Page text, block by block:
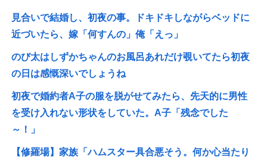
見合いで結婚し、初夜の事。ドキドキしながらベッドに
近づいたら、嫁「何すんの」俺「えっ」
のび太はしずかちゃんのお風呂あれだけ覗いてたら初夜
の日は感慨深いでしょうね
初夜で婚約者A子の服を脱がせてみたら、先天的に男性
を受け入れない形状をしていた。A子「残念でした
～！」
【修羅場】家族「ハムスター具合悪そう。何か心当たり